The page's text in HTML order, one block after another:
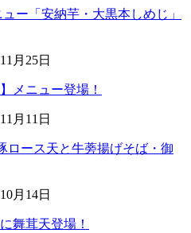
ー「安納芋・大黒本しめじ」
月25日
メニュー登場！
月11日
ロース天と牛蒡揚げそば・御
月14日
舞茸天登場！